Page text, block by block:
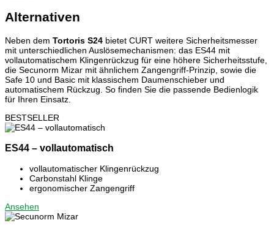
Alternativen
Neben dem Tortoris S24 bietet CURT weitere Sicherheitsmesser
mit unterschiedlichen Auslösemechanismen: das ES44 mit
vollautomatischem Klingenrückzug für eine höhere Sicherheitsstufe,
die Secunorm Mizar mit ähnlichem Zangengriff-Prinzip, sowie die
Safe 10 und Basic mit klassischem Daumenschieber und
automatischem Rückzug. So finden Sie die passende Bedienlogik
für Ihren Einsatz.
BESTSELLER
ES44 – vollautomatisch
vollautomatischer Klingenrückzug
Carbonstahl Klinge
ergonomischer Zangengriff
Ansehen